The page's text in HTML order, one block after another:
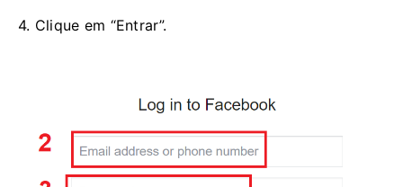
4. Clique em “Entrar”.